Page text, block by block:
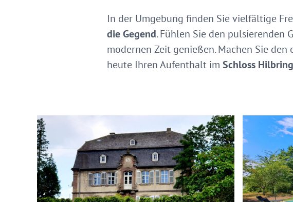
In der Umgebung finden Sie vielfältige
die Gegend. Fühlen Sie den pulsierenden
modernen Zeit genießen. Machen Sie
heute Ihren Aufenthalt im Schloss